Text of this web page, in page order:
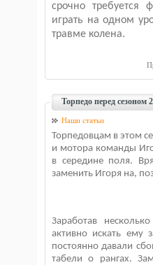
срочно требуется
играть на одном
травме колена.
Торпедо перед сезоном
Наши статьи
Торпедовцам в этом
и мотора команды
в середине поля.
заменить Игоря на,
Заработав
активно искать ему
постоянно давали
табели о рангах.